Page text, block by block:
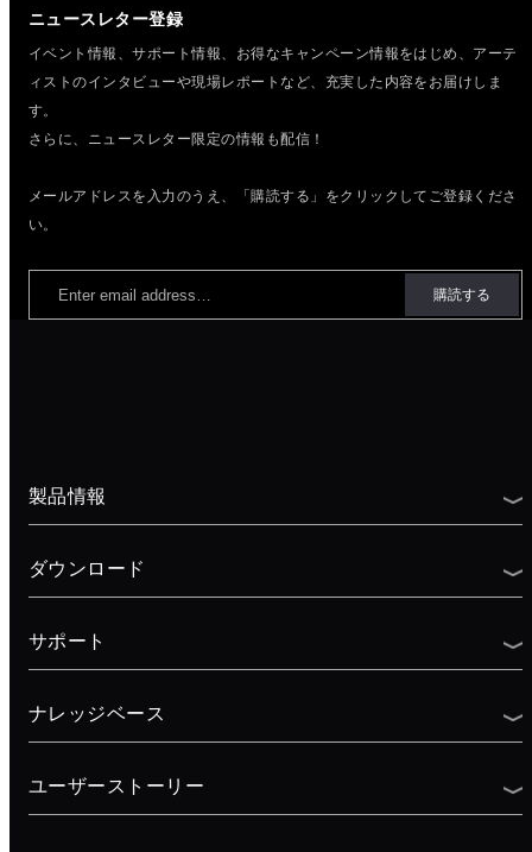
ニュースレター登録
イベント情報、サポート情報、お得なキャンペーン情報をはじめ、 アーテ
ィストのインタビューや現場レポートなど、充実した内容をお届けしま
す。
さらに、ニュースレター限定の情報も配信！
メールアドレスを入力のうえ、「購読する」をクリックしてご登録くださ
い。
製品情報
ダウンロード
サポート
ナレッジベース
ユーザーストーリー